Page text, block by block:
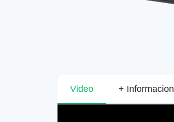
Video + Informacion